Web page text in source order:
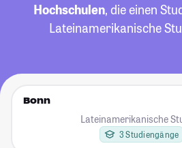
Hochschulen, die einen
Lateinamerikanische
Bonn
Lateinamerikanische
3 Studiengänge